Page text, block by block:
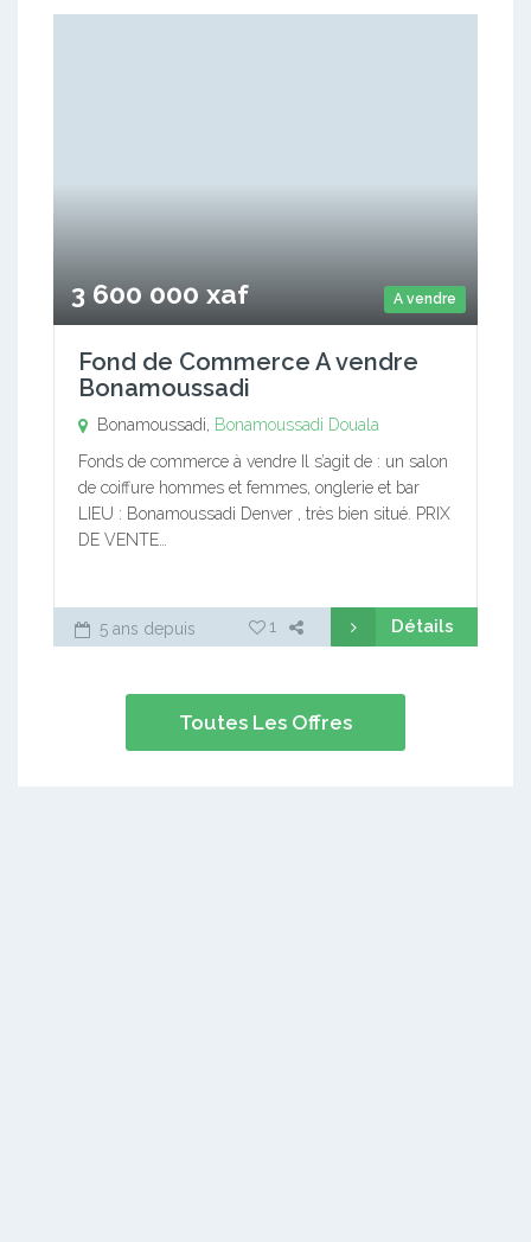
A vendre
3 600 000 xaf
Fond de Commerce A vendre
Bonamoussadi
Bonamoussadi, Bonamoussadi Douala
Fonds de commerce à vendre Il s’agit de : un salon
de coiffure hommes et femmes, onglerie et bar
LIEU : Bonamoussadi Denver , très bien situé. PRIX
DE VENTE…
5 ans depuis 1 Détails
Toutes Les Offres